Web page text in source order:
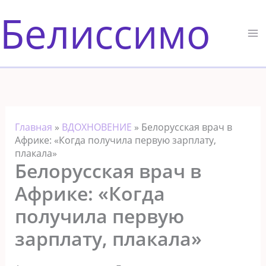
к
содержимому
Белиссимо
Главная » ВДОХНОВЕНИЕ » Белорусская врач в
Африке: «Когда получила первую зарплату,
плакала»
Белорусская врач в
Африке: «Когда
получила первую
зарплату, плакала»